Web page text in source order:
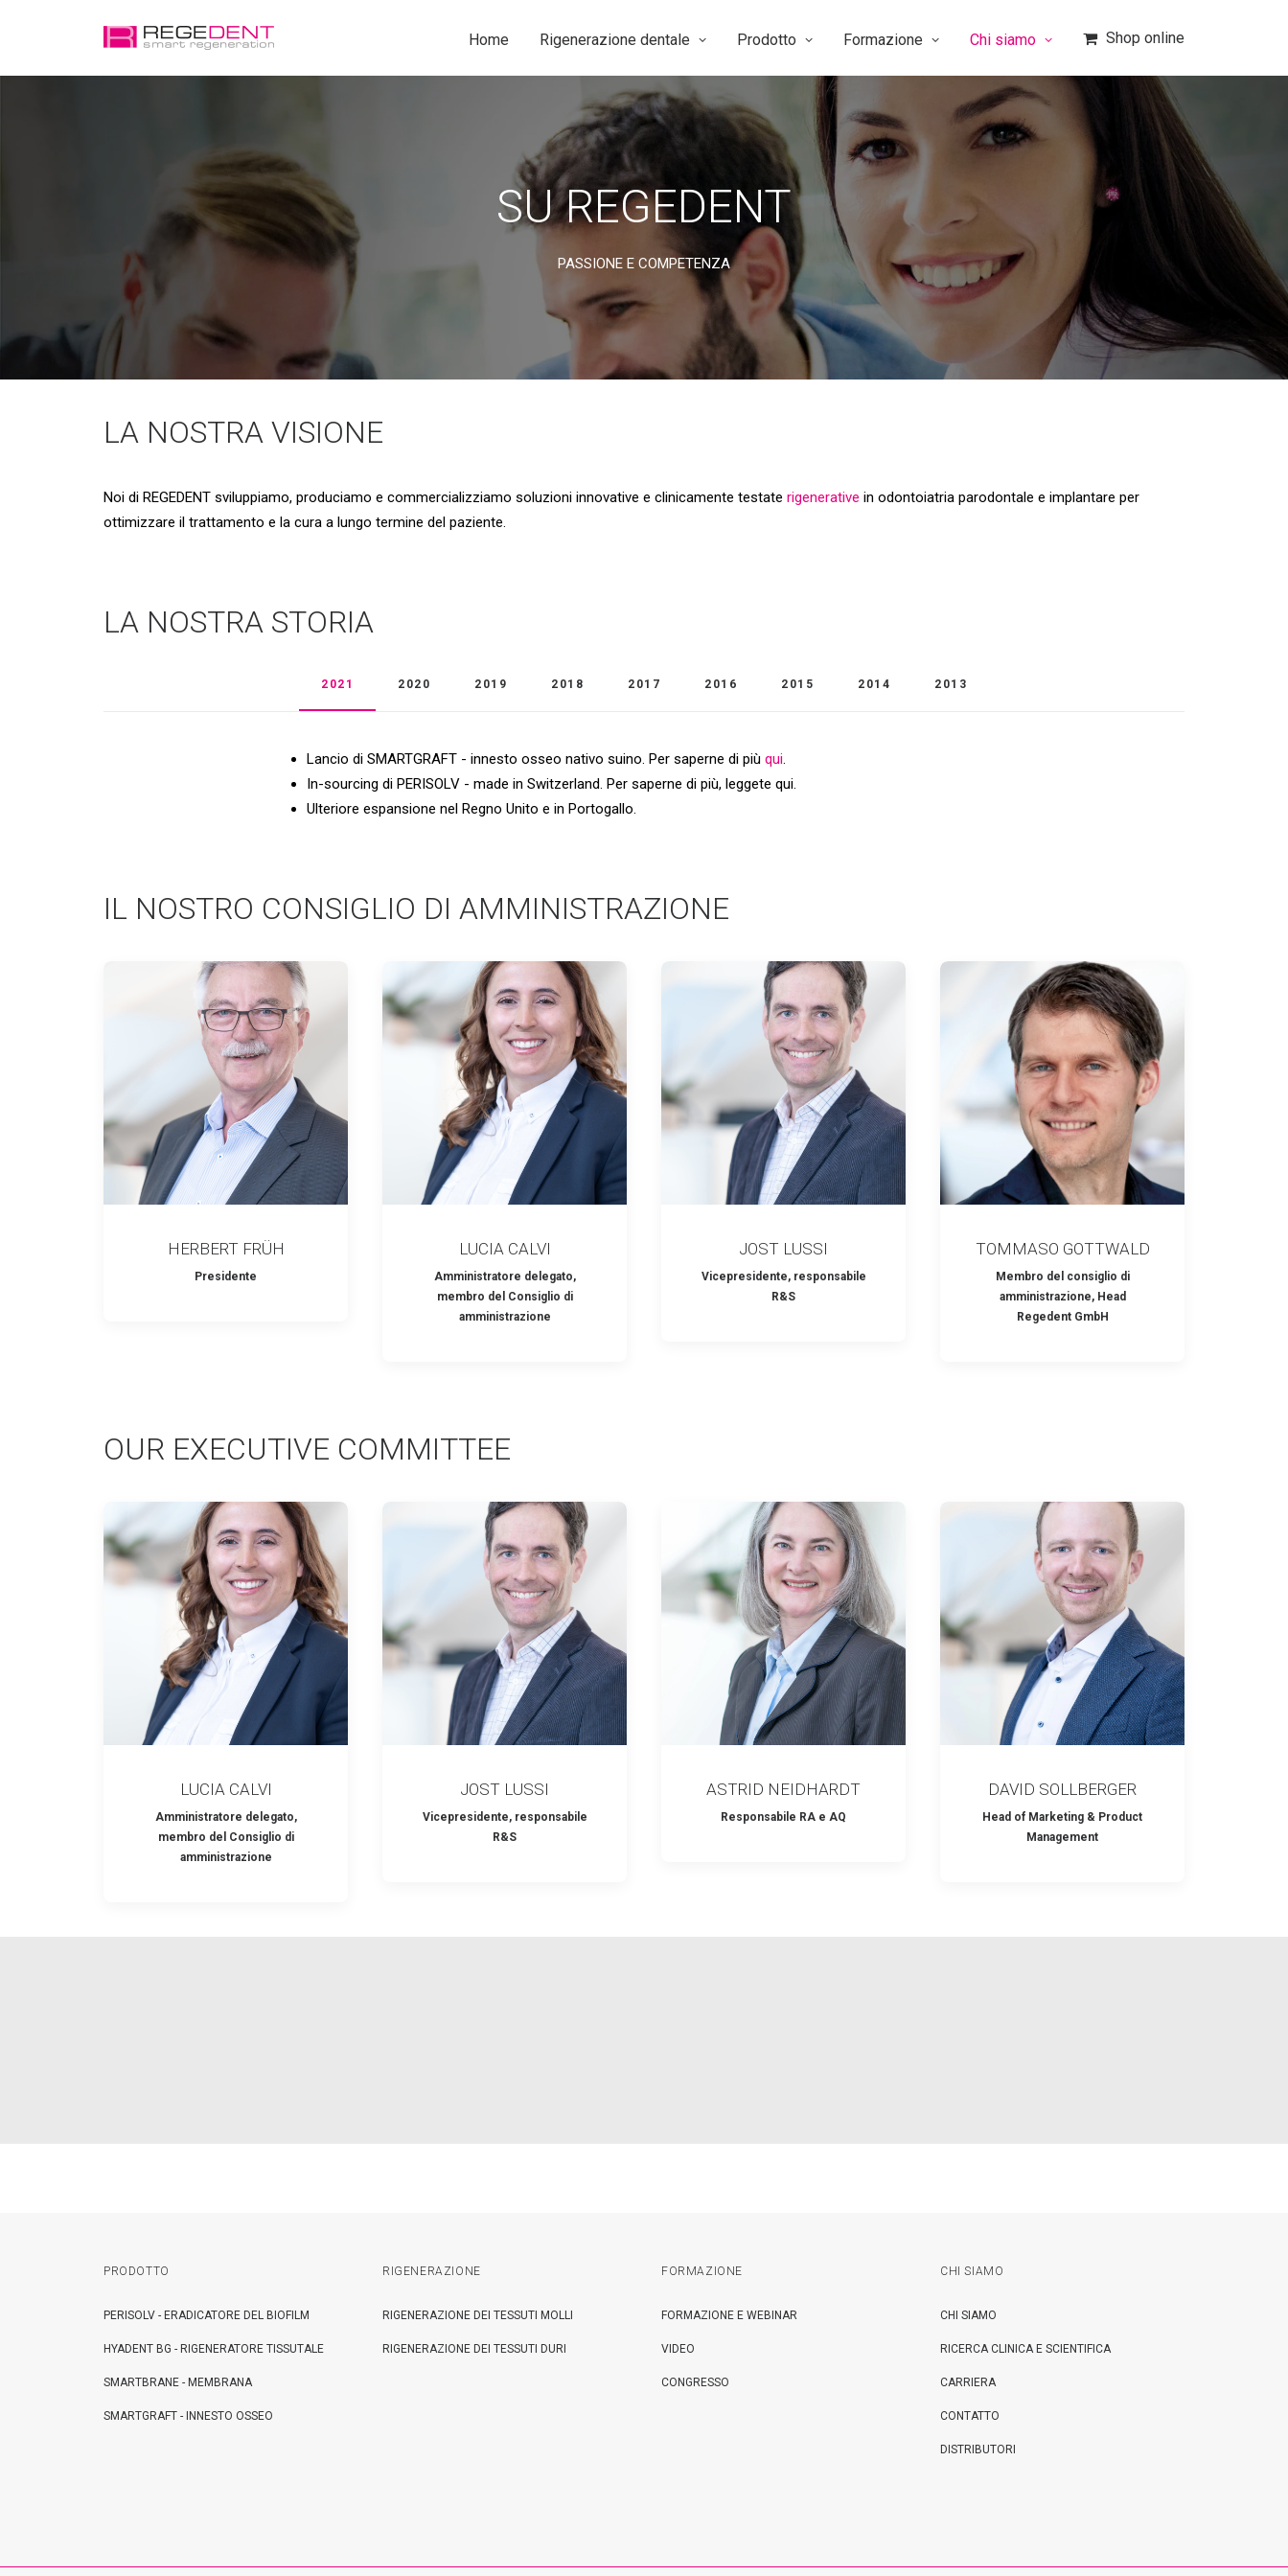
Home Rigenerazione dentale Prodotto Formazione Chi siamo Shop online
SU REGEDENT
PASSIONE E COMPETENZA
LA NOSTRA VISIONE
Noi di REGEDENT sviluppiamo, produciamo e commercializziamo soluzioni innovative e clinicamente testate rigenerative in odontoiatria parodontale e implantare per
ottimizzare il trattamento e la cura a lungo termine del paziente.
LA NOSTRA STORIA
2021 2020 2019 2018 2017 2016 2015 2014 2013
Lancio di SMARTGRAFT - innesto osseo nativo suino. Per saperne di più qui.
In-sourcing di PERISOLV - made in Switzerland. Per saperne di più, leggete qui.
Ulteriore espansione nel Regno Unito e in Portogallo.
IL NOSTRO CONSIGLIO DI AMMINISTRAZIONE
HERBERT FRÜH
Presidente
LUCIA CALVI
Amministratore delegato,
membro del Consiglio di
amministrazione
JOST LUSSI
Vicepresidente, responsabile
R&S
TOMMASO GOTTWALD
Membro del consiglio di
amministrazione, Head
Regedent GmbH
OUR EXECUTIVE COMMITTEE
LUCIA CALVI
Amministratore delegato,
membro del Consiglio di
amministrazione
JOST LUSSI
Vicepresidente, responsabile
R&S
ASTRID NEIDHARDT
Responsabile RA e AQ
DAVID SOLLBERGER
Head of Marketing & Product
Management
PRODOTTO
PERISOLV - ERADICATORE DEL BIOFILM
HYADENT BG - RIGENERATORE TISSUTALE
SMARTBRANE - MEMBRANA
SMARTGRAFT - INNESTO OSSEO
RIGENERAZIONE
RIGENERAZIONE DEI TESSUTI MOLLI
RIGENERAZIONE DEI TESSUTI DURI
FORMAZIONE
FORMAZIONE E WEBINAR
VIDEO
CONGRESSO
CHI SIAMO
CHI SIAMO
RICERCA CLINICA E SCIENTIFICA
CARRIERA
CONTATTO
DISTRIBUTORI